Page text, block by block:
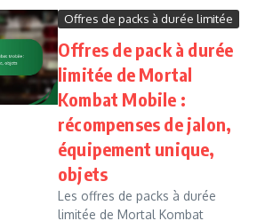
Offres de packs à durée limitée
Offres de pack à durée
limitée de Mortal
Kombat Mobile :
récompenses de jalon,
équipement unique,
objets
Les offres de packs à durée
limitée de Mortal Kombat